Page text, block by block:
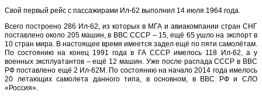
Свой первый рейс с пассажирами Ил-62 выполнил 14 июля 1964 года.
Всего построено 286 Ил-62, из которых в МГА и авиакомпании стран СНГ
поставлено около 205 машин, в ВВС СССР – 15, ещё 65 ушло на экспорт в
10 стран мира. В настоящее время имеется задел ещё по пяти самолётам.
По состоянию на конец 1991 года в ГА СССР имелось 118 Ил-62, а у
военных эксплуатантов – ещё 12 машин. Уже после распада СССР в ВВС
РФ поставлено ещё 2 Ил-62М. По состоянию на начало 2014 года имелось
20 летающих самолета данного типа, в основном, в ВВС РФ и СЛО
«Россия».